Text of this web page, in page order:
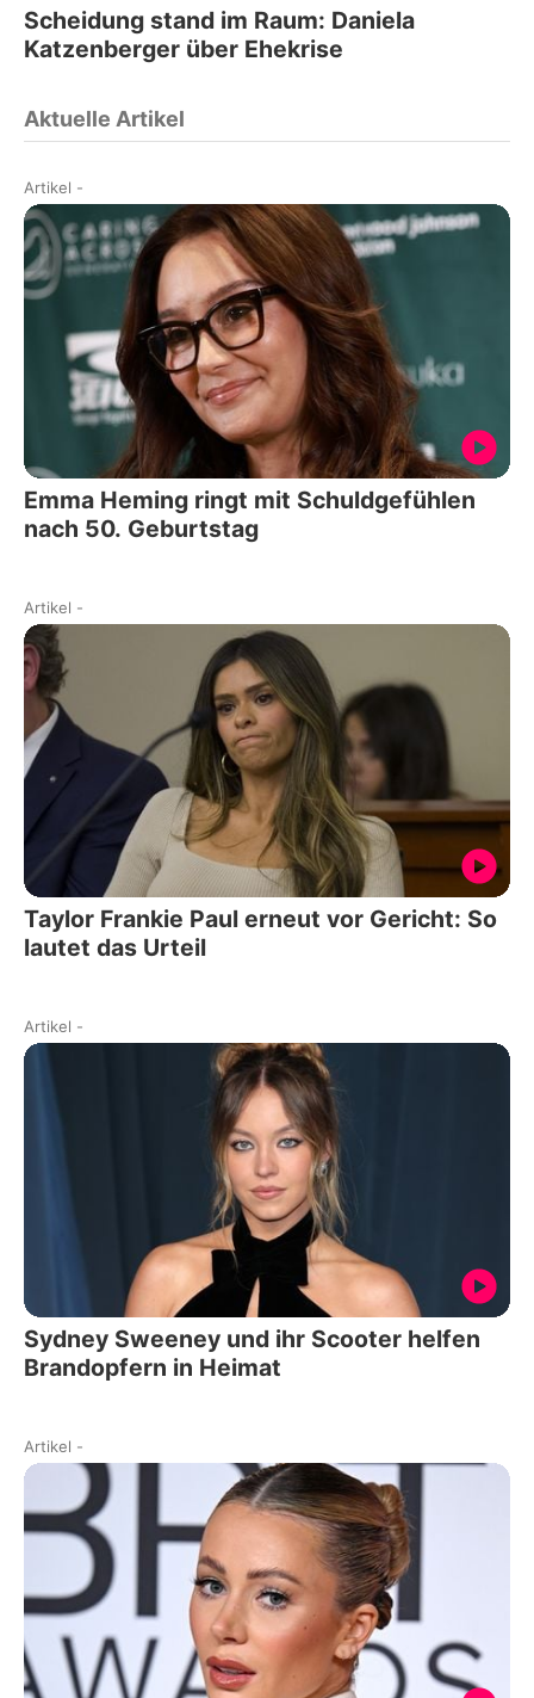
Scheidung stand im Raum: Daniela
Katzenberger über Ehekrise
Aktuelle Artikel
Artikel -
Emma Heming ringt mit Schuldgefühlen
nach 50. Geburtstag
Artikel -
Taylor Frankie Paul erneut vor Gericht: So
lautet das Urteil
Artikel -
Sydney Sweeney und ihr Scooter helfen
Brandopfern in Heimat
Artikel -